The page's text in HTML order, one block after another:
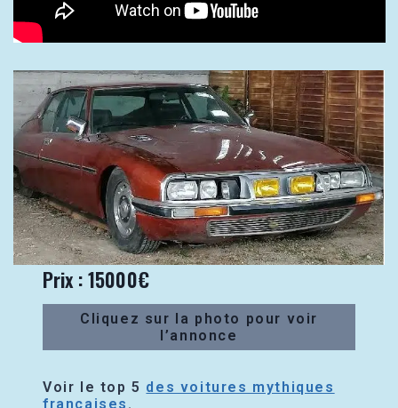
Prix : 15000€
Cliquez sur la photo pour voir
l’annonce
Voir le top 5 des voitures mythiques
françaises .